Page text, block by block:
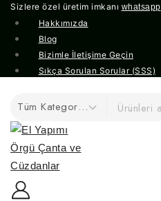
Sizlere özel üretim imkanı whatsapp
Hakkımızda
Blog
Bizimle İletişime Geçin
Sıkça Sorulan Sorular (SSS)